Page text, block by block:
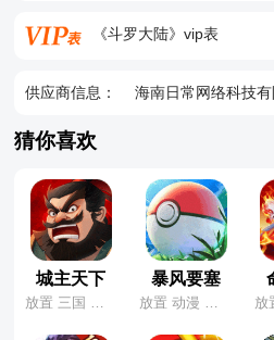
★【七日签到】送雷鸣暴虎、黄金贵
★【玩法大提速、告别长草期】神界
魂场，角逐魂师无上荣耀；激战杀戮
神祇之位！马上进入斗罗大陆，振兴
《斗罗大陆》vip表
供应商信息： 海南日常网络科技有
猜你喜欢
城主天下
放置 三国 竖版
暴风要塞
放置 动漫 宝可梦